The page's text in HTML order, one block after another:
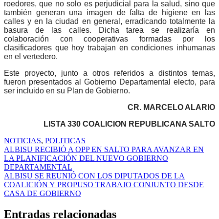
roedores, que no solo es perjudicial para la salud, sino que
también generan una imagen de falta de higiene en las
calles y en la ciudad en general, erradicando totalmente la
basura de las calles. Dicha tarea se realizaría en
colaboración con cooperativas formadas por los
clasificadores que hoy trabajan en condiciones inhumanas
en el vertedero.
Este proyecto, junto a otros referidos a distintos temas,
fueron presentados al Gobierno Departamental electo, para
ser incluido en su Plan de Gobierno.
CR. MARCELO ALARIO
LISTA 330 COALICION REPUBLICANA SALTO
NOTICIAS, POLITICAS
Navegación
de
entradas
ALBISU RECIBIÓ A OPP EN SALTO PARA AVANZAR EN
LA PLANIFICACIÓN DEL NUEVO GOBIERNO
DEPARTAMENTAL
ALBISU SE REUNIÓ CON LOS DIPUTADOS DE LA
COALICIÓN Y PROPUSO TRABAJO CONJUNTO DESDE
CASA DE GOBIERNO
Entradas relacionadas